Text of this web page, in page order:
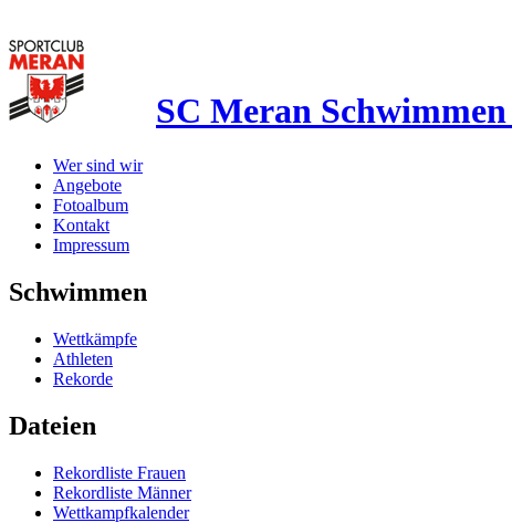
SC Meran Schwimmen
Wer sind wir
Angebote
Fotoalbum
Kontakt
Impressum
Schwimmen
Wettkämpfe
Athleten
Rekorde
Dateien
Rekordliste Frauen
Rekordliste Männer
Wettkampfkalender